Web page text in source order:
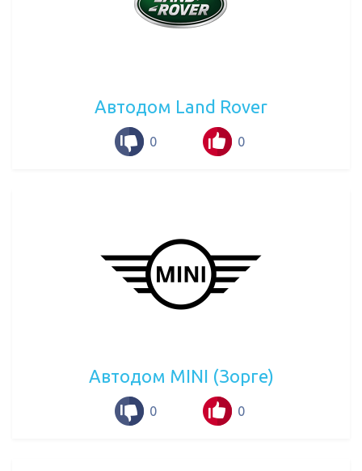
Автодом Land Rover
0 0
Автодом MINI (Зорге)
0 0